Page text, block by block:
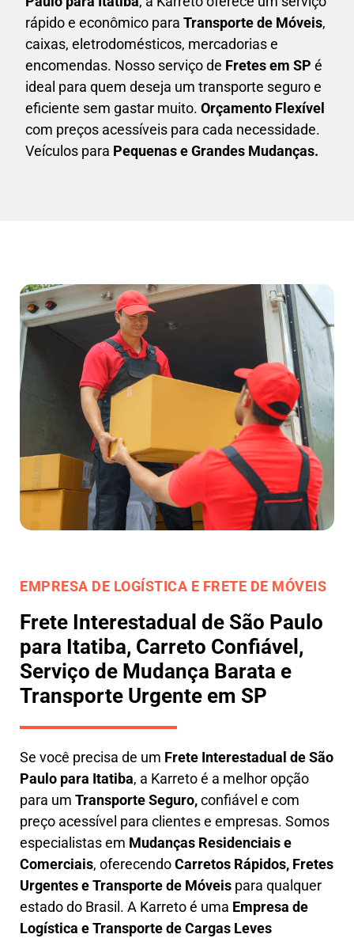
rápido e econômico para Transporte de Móveis,
caixas, eletrodomésticos, mercadorias e
encomendas. Nosso serviço de Fretes em SP é
ideal para quem deseja um transporte seguro e
eficiente sem gastar muito. Orçamento Flexível
com preços acessíveis para cada necessidade.
Veículos para Pequenas e Grandes Mudanças.
EMPRESA DE LOGÍSTICA E FRETE DE MÓVEIS
Frete Interestadual de São Paulo
para Itatiba, Carreto Confiável,
Serviço de Mudança Barata e
Transporte Urgente em SP
Se você precisa de um Frete Interestadual de São
Paulo para Itatiba, a Karreto é a melhor opção
para um Transporte Seguro,confiável e com
preço acessível para clientes e empresas. Somos
especialistas em Mudanças Residenciais e
Comerciais, oferecendoCarretos Rápidos, Fretes
Urgentes e Transporte de Móveis para qualquer
estado do Brasil. A Karretoé uma Empresa de
Logística e Transporte de Cargas Leves